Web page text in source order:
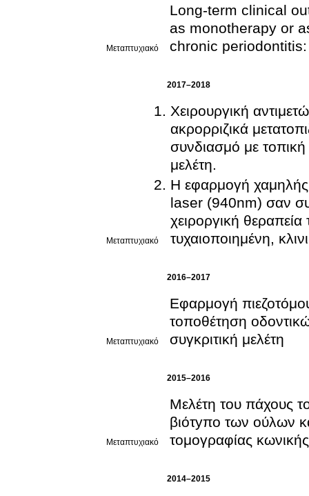
Μεταπτυχιακό
Long-term clinical
as monotherapy or
chronic
2017–2018
Μεταπτυχιακό
Χειρουργική
ακρορριζικά
συνδιασμό με
μελέτη.
Η εφαρμογή χαμηλής
laser (940nm) σαν
χειροργική
τυχαιοποιημένη,
2016–2017
Μεταπτυχιακό
Εφαρμογή
τοποθέτηση
συγκριτική μελέτη
2015–2016
Μεταπτυχιακό
Μελέτη του πάχους
βιότyπο των ούλων
τομογραφίας
2014–2015